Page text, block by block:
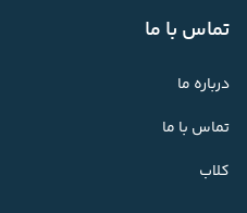
تماس با ما
درباره ما
تماس با ما
کلاب